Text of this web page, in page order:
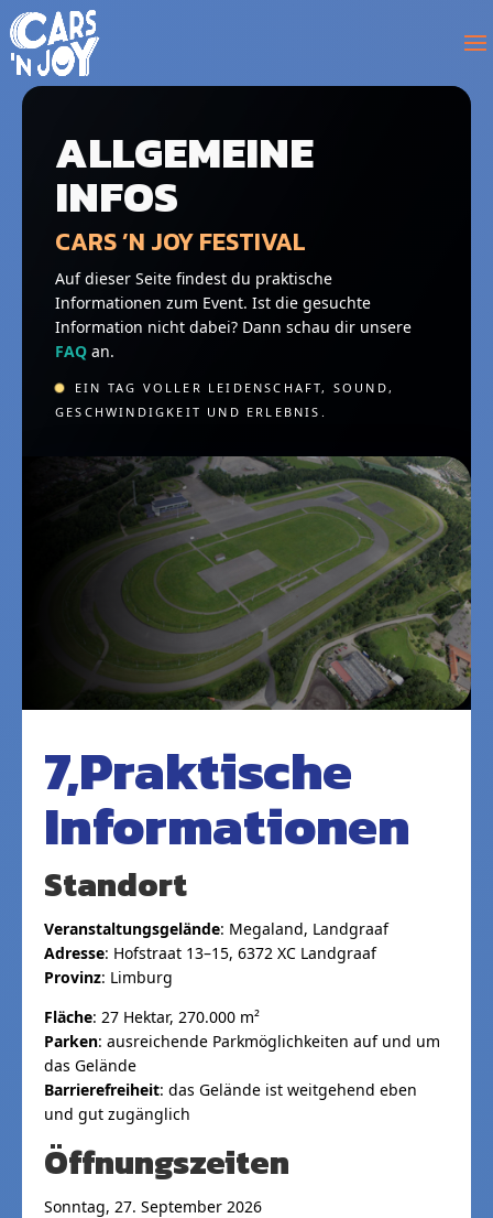
ALLGEMEINE
INFOS
CARS ’N JOY FESTIVAL
Auf dieser Seite findest du praktische
Informationen zum Event. Ist die gesuchte
Information nicht dabei? Dann schau dir unsere
FAQ an.
EIN TAG VOLLER LEIDENSCHAFT, SOUND,
GESCHWINDIGKEIT UND ERLEBNIS.
7,Praktische
Informationen
Standort
Veranstaltungsgelände: Megaland, Landgraaf
Adresse: Hofstraat 13–15, 6372 XC Landgraaf
Provinz: Limburg
Fläche: 27 Hektar, 270.000 m²
Parken: ausreichende Parkmöglichkeiten auf und um
das Gelände
Barrierefreiheit: das Gelände ist weitgehend eben
und gut zugänglich
Öffnungszeiten
Sonntag, 27. September 2026